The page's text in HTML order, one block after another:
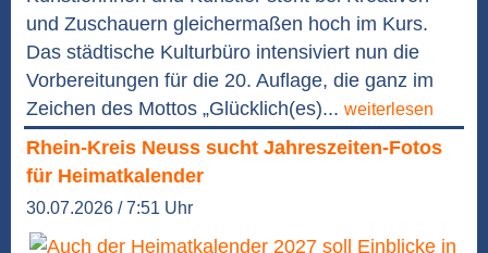
und Zuschauern gleichermaßen hoch im Kurs.
Das städtische Kulturbüro intensiviert nun die
Vorbereitungen für die 20. Auflage, die ganz im
Zeichen des Mottos „Glücklich(es)... weiterlesen
Rhein-Kreis Neuss sucht Jahreszeiten-Fotos
für Heimatkalender
30.07.2026 / 7:51 Uhr